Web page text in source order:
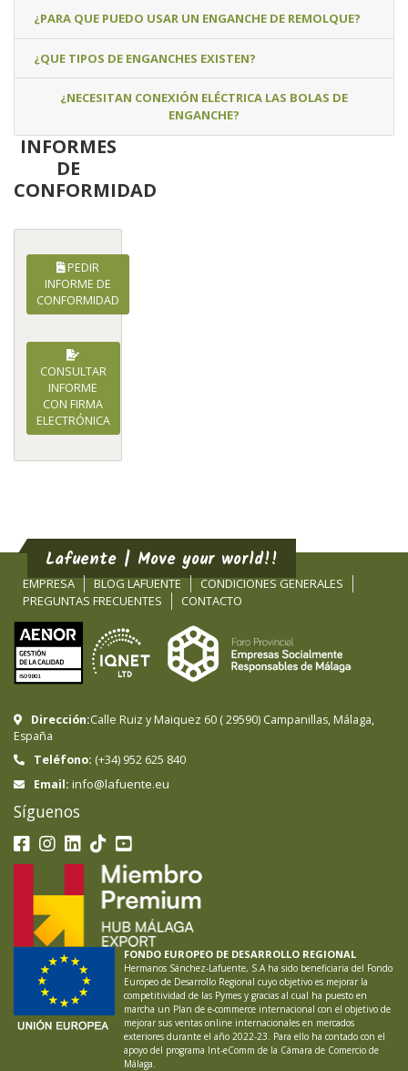
¿PARA QUE PUEDO USAR UN ENGANCHE DE REMOLQUE?
¿QUE TIPOS DE ENGANCHES EXISTEN?
¿NECESITAN CONEXIÓN ELÉCTRICA LAS BOLAS DE
ENGANCHE?
INFORMES
DE
CONFORMIDAD
PEDIR
INFORME DE
CONFORMIDAD
CONSULTAR
INFORME
CON FIRMA
ELECTRÓNICA
Lafuente | Move your world!!
EMPRESA BLOG LAFUENTE
CONDICIONES GENERALES
PREGUNTAS FRECUENTES
CONTACTO
Dirección:Calle Ruiz y Maiquez 60 (29590) Campanillas, Málaga,
España
Teléfono: (+34) 952 625 840
Email: info@lafuente.eu
Síguenos
FONDO EUROPEO DE DESARROLLO REGIONAL
Hermanos Sánchez-Lafuente, S.A ha sido beneficiaria del Fondo
Europeo de Desarrollo Regional cuyo objetivo es mejorar la
competitividad de las Pymes y gracias al cual ha puesto en
marcha un Plan de e-commerce internacional con el objetivo de
mejorar sus ventas online internacionales en mercados
exteriores durante el año 2022-23. Para ello ha contado con el
apoyo del programa Int-eComm de la Cámara de Comercio de
Málaga.